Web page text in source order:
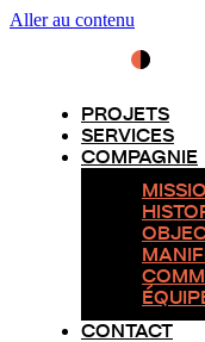
Aller au contenu
PROJETS
SERVICES
COMPAGNIE
CONTACT